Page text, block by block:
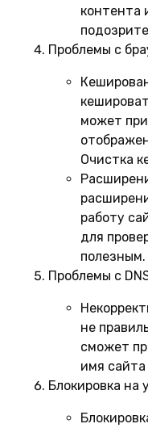
контента
Проблемы с
может
Очистка
работу
для
полезным.
Проблемы с
не
сможет
имя
Блокировка на